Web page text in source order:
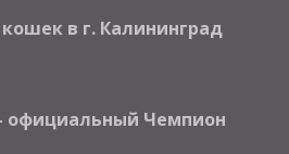
в г. Калининград
официальный Чемпион